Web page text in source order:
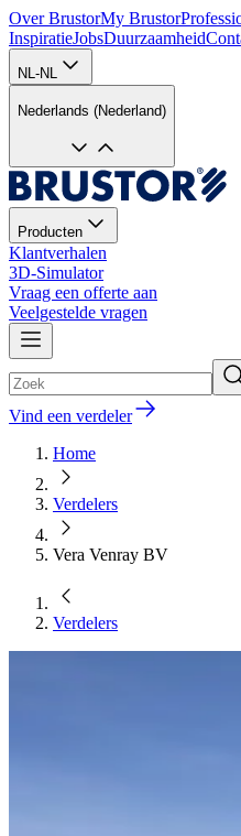
Over BrustorMy Brustor
InspiratieJobsDuurzaamheid
NL-NL
Nederlands (Nederland)
Producten
Klantverhalen
3D-Simulator
Vraag een offerte aan
Veelgestelde vragen
Vind een verdeler
Home
Verdelers
Vera Venray BV
Verdelers